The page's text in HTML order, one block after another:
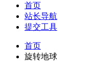
首页
站长导航
提交工具
首页
旋转地球